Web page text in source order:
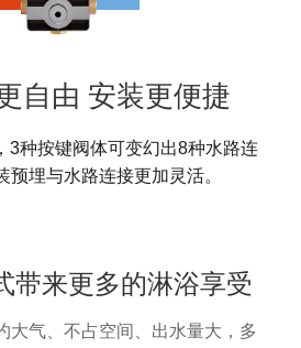
自由 安装更便捷
3种按键阀体可变幻出8种水路连
预埋与水路连接更加灵活。
带来更多的淋浴享受
大气、不占空间、出水量大，多